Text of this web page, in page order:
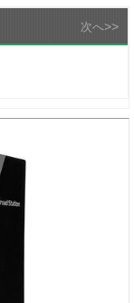
次へ>>